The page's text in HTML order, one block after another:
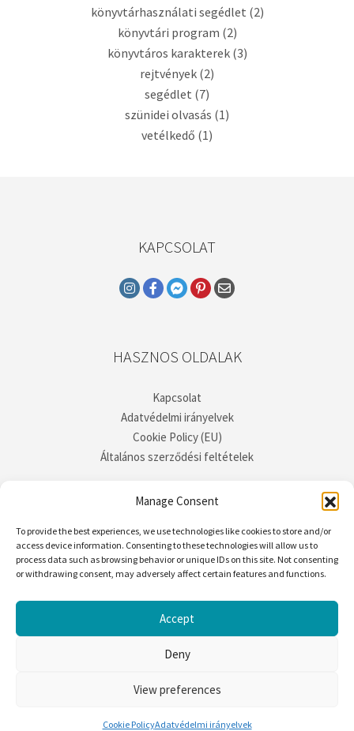
Manage Consent
To provide the best experiences, we use technologies like cookies to store and/or
access device information. Consenting to these technologies will allow us to
process data such as browsing behavior or unique IDs on this site. Not consenting
or withdrawing consent, may adversely affect certain features and functions.
Accept
Deny
View preferences
Cookie PolicyAdatvédelmi irányelvek
könyvtárhasználati segédlet (2)
könyvtári program (2)
könyvtáros karakterek (3)
rejtvények (2)
segédlet (7)
szünidei olvasás (1)
vetélkedő (1)
KAPCSOLAT
HASZNOS OLDALAK
Kapcsolat
Adatvédelmi irányelvek
Cookie Policy (EU)
Általános szerződési feltételek
Wordpress Theme ♥ Proudly built by
♥♥♥Kingárium © 2025